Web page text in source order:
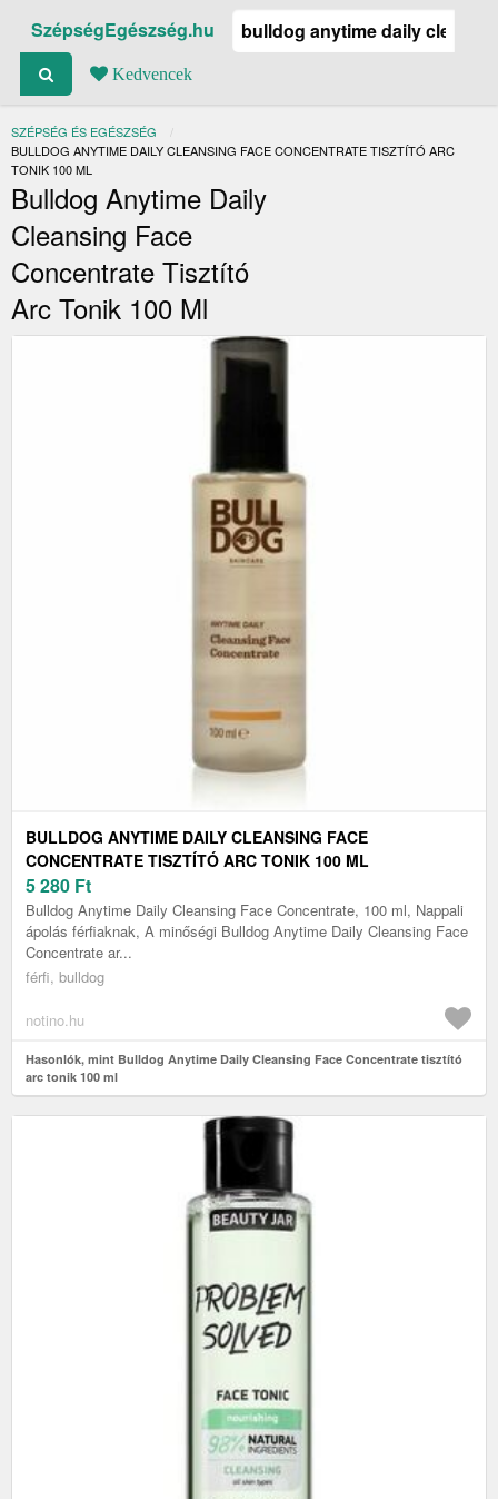
SzépségEgészség.hu
Kedvencek
SZÉPSÉG ÉS EGÉSZSÉG
JELENLEGI:
BULLDOG ANYTIME DAILY CLEANSING FACE CONCENTRATE TISZTÍTÓ ARC
TONIK 100 ML
Bulldog Anytime Daily
Cleansing Face
Concentrate Tisztító
Arc Tonik 100 Ml
BULLDOG ANYTIME DAILY CLEANSING FACE
CONCENTRATE TISZTÍTÓ ARC TONIK 100 ML
5 280 Ft
Bulldog Anytime Daily Cleansing Face Concentrate, 100 ml, Nappali
ápolás férfiaknak, A minőségi Bulldog Anytime Daily Cleansing Face
Concentrate ar...
férfi, bulldog
notino.hu
Hasonlók, mint Bulldog Anytime Daily Cleansing Face Concentrate tisztító
arc tonik 100 ml